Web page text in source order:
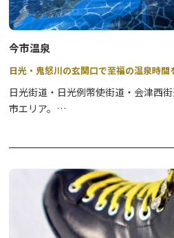
15日
他詳細は・・・https://
今市温泉
日光・鬼怒川の玄関口で至福の温泉時間
日光街道・日光例幣使街道・会津西
市エリア。
く、体に対して刺激が少ないのが特
ります。効能としては、とりわけ神
食事休憩ができる施設もありますの